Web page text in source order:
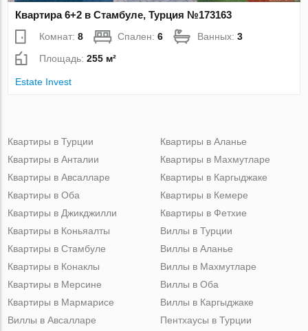
Квартира 6+2 в Стамбуле, Турция №173163
Комнат:8 Спален:6 Ванных:3
Площадь:255 м²
Estate Invest
Квартиры в Турции
Квартиры в Анталии
Квартиры в Авсалларе
Квартиры в Оба
Квартиры в Джикджилли
Квартиры в Аланье
Квартиры в Махмутларе
Квартиры в Каргыджаке
Квартиры в Кемере
Квартиры в Фетхие
Квартиры в Коньяалты
Квартиры в Стамбуле
Квартиры в Конаклы
Квартиры в Мерсине
Квартиры в Мармарисе
Виллы в Турции
Виллы в Аланье
Виллы в Махмутларе
Виллы в Оба
Виллы в Каргыджаке
Виллы в Авсалларе
Пентхаусы в Турции